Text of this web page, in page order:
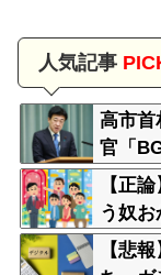
人気記事
高市
官「
【正
う奴
い』っ
【悲